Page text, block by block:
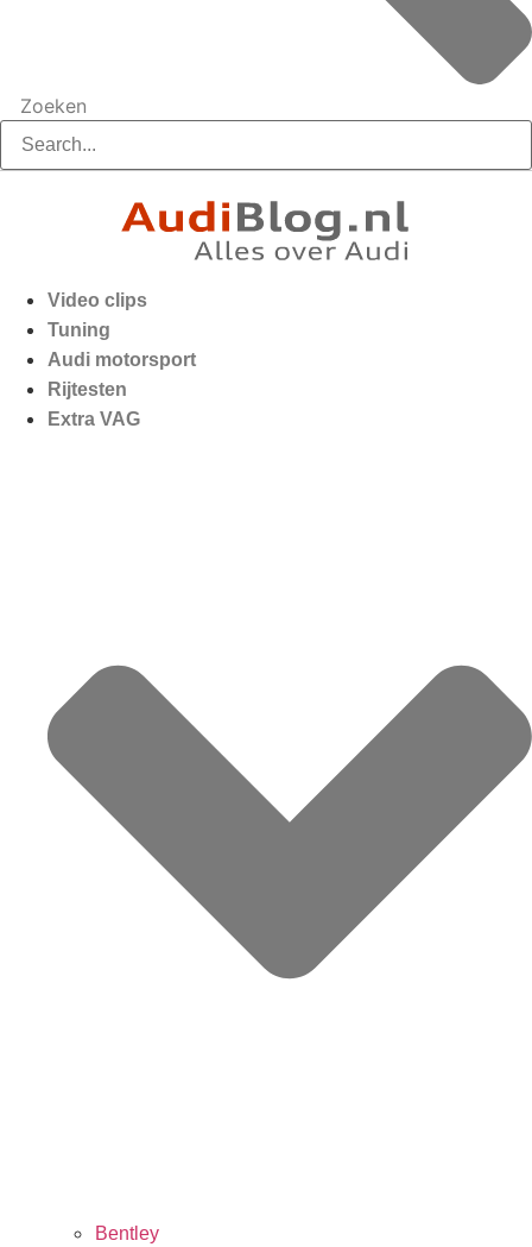
Zoeken
Video clips
Tuning
Audi motorsport
Rijtesten
Extra VAG
Bentley